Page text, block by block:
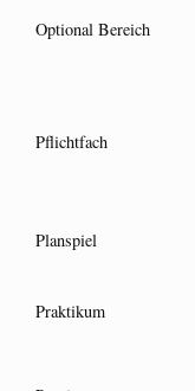
Optional Bereich
Pflichtfach
Planspiel
Praktikum